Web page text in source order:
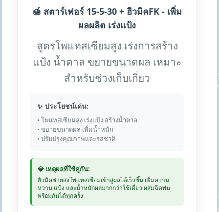
🍯 สตาร์เฟอร์ 15-5-30 + ฮิวมิคFK - เพิ่ม
ผลผลิต เร่งแป้ง
สูตรโพแทสเซียมสูง เร่งการสร้าง
แป้ง น้ำตาล ขยายขนาดผล เหมาะ
สำหรับช่วงเก็บเกี่ยว
✨ ประโยชน์เด่น:
• โพแทสเซียมสูง เร่งแป้ง สร้างน้ำตาล
• ขยายขนาดผล เพิ่มน้ำหนัก
• ปรับปรุงคุณภาพและรสชาติ
💎 เหตุผลที่ใช้คู่กัน:
ฮิวมิคช่วยส่งโพแทสเซียมเข้าสู่ผลได้เร็วขึ้น เพิ่มความ
หวาน แป้ง และน้ำหนักผลมากกว่าใช้เดี่ยว ผสมฉีดพ่น
พร้อมกันได้ทุกครั้ง